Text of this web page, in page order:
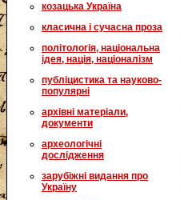
козацька Україна
класична і сучасна проза
політологія, національна
ідея, нація, націоналізм
публіцистика та науково-
популярні
архівні матеріали,
документи
археологічні
дослідження
зарубіжні видання про
Україну